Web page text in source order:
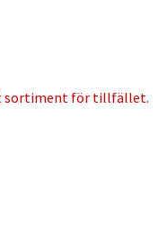
sortiment för tillfället.